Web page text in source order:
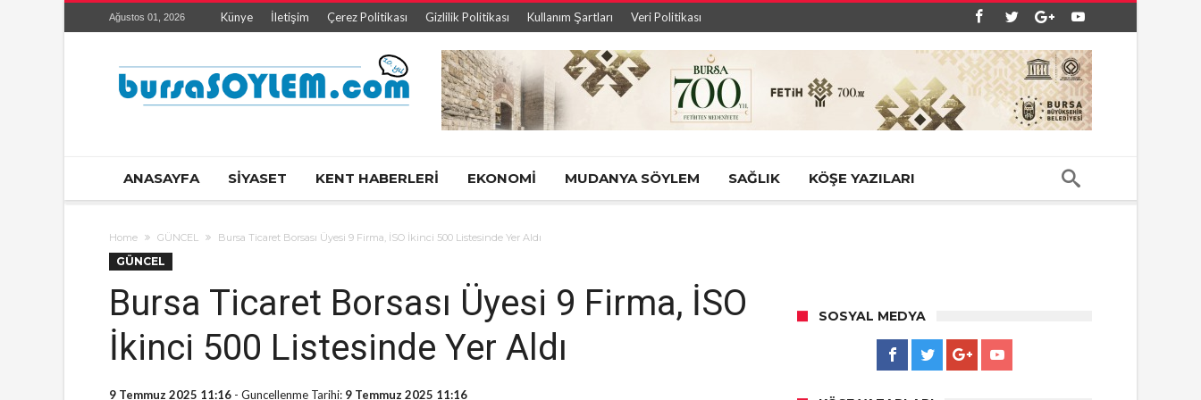
Ağustos 01, 2026 Künye İletişim Çerez Politikası Gizlilik Politikası Kullanım Şartları Veri Politikası
ANASAYFA SİYASET KENT HABERLERİ EKONOMİ MUDANYA SÖYLEM SAĞLIK KÖŞE YAZILARI
Home GÜNCEL Bursa Ticaret Borsası Üyesi 9 Firma, İSO İkinci 500 Listesinde Yer Aldı
GÜNCEL
Bursa Ticaret Borsası Üyesi 9 Firma, İSO
İkinci 500 Listesinde Yer Aldı
9 Temmuz 2025 11:16 - Guncellenme Tarihi: 9 Temmuz 2025 11:16
SOSYAL MEDYA